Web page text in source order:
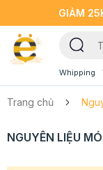
GIẢM
Whipping
Trang chủ
NGUYÊN LIỆU